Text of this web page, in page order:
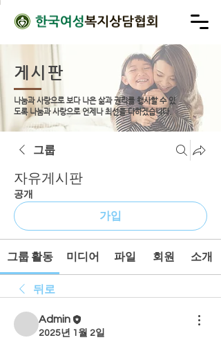
게시판
나눔과 사랑으로 보다 나은 삶과 권리를 행사할 수 있
도록 나눔과 사랑으로 언제나 최선을 다하겠습니다.
그룹
자유게시판
공개
가입
그룹 활동 미디어 파일 회원 소개
뒤로
Admin
2025년 1월 2일